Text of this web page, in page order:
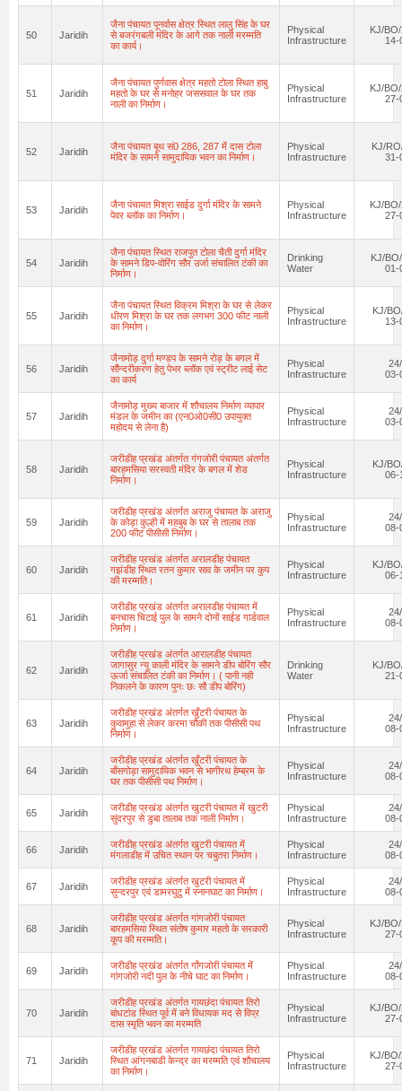
50 Jaridih
जैना पंचायत पूनर्वास क्षेत्र स्थित लालु सिंह के घर
से बजरंगबली मंदिर के आगे तक नाली मरम्मति
का कार्य।
Physical
Infrastructure
KJ/
14-
51 Jaridih
जैना पंचायत पुर्णवास क्षेत्र महतो टोला स्थित हाबु
महतो के घर से मनोहर जससवाल के घर तक
नाली का निर्माण।
Physical
Infrastructure
KJ/
27-
52 Jaridih
जैना पंचायत बूथ सं0 286, 287 में दास टोला
मंदिर के सामने सामुदायिक भवन का निर्माण।
Physical
Infrastructure
KJ/
31-
53 Jaridih
जैना पंचायत मिश्रा साईड दुर्गा मंदिर के सामने
पेवर ब्लॉक का निर्माण।
Physical
Infrastructure
KJ/
27-
54 Jaridih
जैना पंचायत स्थित राजपुत टोला चैती दुर्गा मंदिर
के सामने डिप-वोरिंग सौर उर्जा संचालित टंकी का
निर्माण।
Drinking
Water
KJ/
01-
55 Jaridih
जैना पंचायत स्थित विक्रम मिश्रा के घर से लेकर
धीरण मिश्रा के घर तक लगभग 300 फीट नाली
का निर्माण।
Physical
Infrastructure
KJ/
13-
56 Jaridih
जैनामोड़ दुर्गा मण्डप के सामने रोड़ के बगल में
सौंन्दरीकरण हेतु पेभर ब्लॉक एवं स्ट्रीट लाई सेट
का कार्य
Physical
Infrastructure
03-
57 Jaridih
जैनामोड़ मुख्य बाजार में शौचालय निर्माण व्यापार
मंडल के जमीन का (एन0ओ0सी0 उपायुक्त
महोदय से लेना है)
Physical
Infrastructure
03-
58 Jaridih
जरीडीह प्रखंड अंतर्गत गंगजोरी पंचायत अंतर्गत
बारहमसिया सरस्वती मंदिर के बगल में शेड
निर्माण।
Physical
Infrastructure
KJ/
06-
59 Jaridih
जरीडीह प्रखंड अंतर्गत अराजु पंचायत के अराजु
के कोड़ा कुल्ही में महबुब के घर से तालाब तक
200 फीट पीसीसी निर्माण।
Physical
Infrastructure
08-
60 Jaridih
जरीडीह प्रखंड अंतर्गत अरालडीह पंचायत
गझंडीह स्थित रतन कुमार साव के जमीन पर कुप
की मरम्मति।
Physical
Infrastructure
KJ/
06-
61 Jaridih
जरीडीह प्रखंड अंतर्गत अरालडीह पंचायत में
बनचास चिटाई पुल के सामने दोनों साईड गार्डवाल
निर्माण।
Physical
Infrastructure
08-
62 Jaridih
जरीडीह प्रखंड अंतर्गत आरालडीह पंचायत
जागासुर न्यू काली मंदिर के सामने डीप बोरिंग सौर
ऊर्जा संचालित टंकी का निर्माण। ( पानी नही
निकलने के कारण पुनः छः सौ डीप बोरिंग)
Drinking
Water
KJ/
21-
63 Jaridih
जरीडीह प्रखंड अंतर्गत खुँटरी पंचायत के
कुवामुहा से लेकर करमा चौकी तक पीसीसी पथ
निर्माण।
Physical
Infrastructure
08-
64 Jaridih
जरीडीह प्रखंड अंतर्गत खुँटरी पंचायत के
बाँसगोड़ा सामुदायिक भवन से भागीरथ हेम्ब्रम के
घर तक पीसीसी पथ निर्माण।
Physical
Infrastructure
08-
65 Jaridih
जरीडीह प्रखंड अंतर्गत खुटरी पंचायत में खुटरी
सुंदरपुर से डुबा तालाब तक नाली निर्माण।
Physical
Infrastructure
08-
66 Jaridih
जरीडीह प्रखंड अंतर्गत खुटरी पंचायत में
मंगलाडीह में उचित स्थान पर चबुतरा निर्माण।
Physical
Infrastructure
08-
67 Jaridih
जरीडीह प्रखंड अंतर्गत खुटरी पंचायत में
सुन्दरपुर एवं डामरघुटु में स्नानघाट का निर्माण।
Physical
Infrastructure
08-
68 Jaridih
जरीडीह प्रखंड अंतर्गत गांगजोरी पंचायत
बारहमसिया स्थित संतोष कुमार महतो के सरकारी
कूप की मरम्मति।
Physical
Infrastructure
KJ/
27-
69 Jaridih
जरीडीह प्रखंड अंतर्गत गाँगजोरी पंचायत में
गांगजोरी नदी पुल के नीचे घाट का निर्माण।
Physical
Infrastructure
08-
70 Jaridih
जरीडीह प्रखंड अंतर्गत गायछंदा पंचायत तिरो
बांधटांड स्थित पूर्व में बने विधायक मद से विप्र
दास स्मृति भवन का मरम्मति
Physical
Infrastructure
KJ/
27-
71 Jaridih
जरीडीह प्रखंड अंतर्गत गायछंदा पंचायत तिरो
स्थित आंगनबाडी केन्द्र का मरम्मति एवं शौचालय
का निर्माण।
Physical
Infrastructure
KJ/
27-